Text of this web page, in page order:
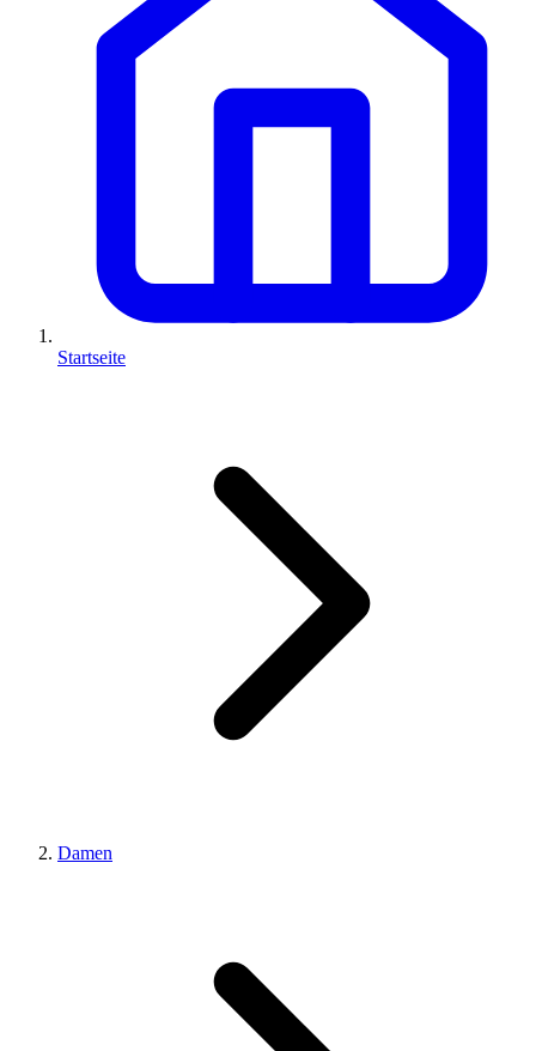
Startseite
Damen